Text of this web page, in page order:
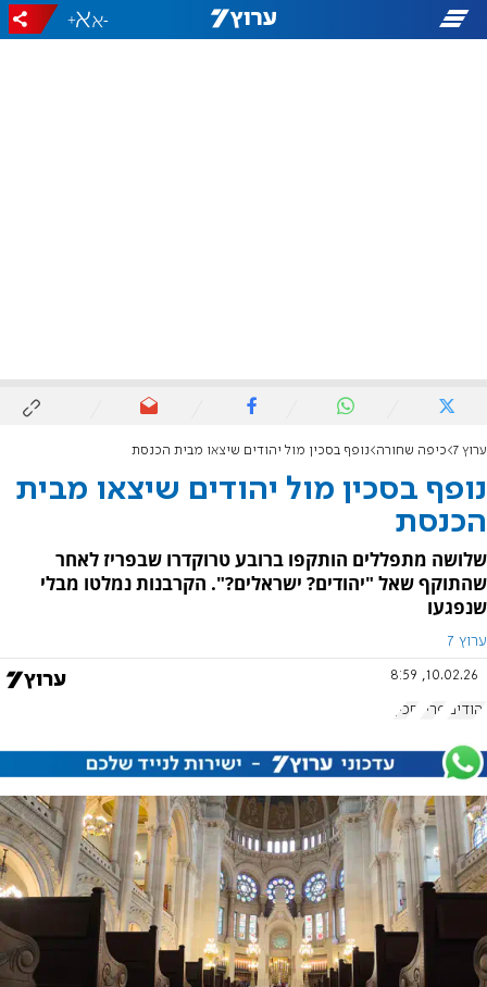
-
+
ערוץ 7 כיפה שחורה נופף בסכין מול יהודים שיצאו מבית הכנסת
נופף בסכין מול יהודים שיצאו מבית
הכנסת
שלושה מתפללים הותקפו ברובע טרוקדרו שבפריז לאחר
שהתוקף שאל "יהודים? ישראלים?". הקרבנות נמלטו מבלי
שנפגעו
ערוץ 7
10.02.26, 8:59
יהודים פריז סכין